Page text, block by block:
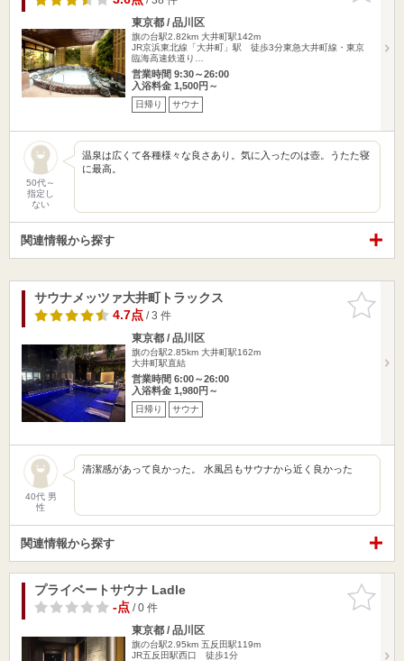
東京都 / 品川区
旗の台駅2.82km 大井町駅142m
JR京浜東北線「大井町」駅 徒歩3分東急大井町線・東京
臨海高速鉄道り…
営業時間 9:30～26:00
入浴料金 1,500円～
日帰り サウナ
50代～
指定し
ない
温泉は広くて各種様々な良さあり。気に入ったのは壺。うたた寝
に最高。
関連情報から探す
お気に入
りに追加
サウナメッツァ大井町トラックス
4.7点/ 3 件
東京都 / 品川区
旗の台駅2.85km 大井町駅162m
大井町駅直結
営業時間 6:00～26:00
入浴料金 1,980円～
日帰り サウナ
40代 男
性
清潔感があって良かった。 水風呂もサウナから近く良かった
関連情報から探す
お気に入
りに追加
プライベートサウナ Ladle
-点/ 0 件
東京都 / 品川区
旗の台駅2.95km 五反田駅119m
JR五反田駅西口 徒歩1分